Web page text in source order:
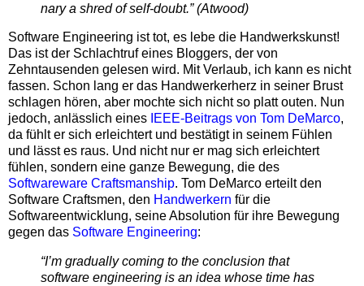
nary a shred of self-doubt.” (Atwood)
Software Engineering ist tot, es lebe die Handwerkskunst!
Das ist der Schlachtruf eines Bloggers, der von
Zehntausenden gelesen wird. Mit Verlaub, ich kann es nicht
fassen. Schon lang er das Handwerkerherz in seiner Brust
schlagen hören, aber mochte sich nicht so platt outen. Nun
jedoch, anlässlich eines IEEE-Beitrags von Tom DeMarco,
da fühlt er sich erleichtert und bestätigt in seinem Fühlen
und lässt es raus. Und nicht nur er mag sich erleichtert
fühlen, sondern eine ganze Bewegung, die des
Softwareware Craftsmanship. Tom DeMarco erteilt den
Software Craftsmen, den Handwerkern für die
Softwareentwicklung, seine Absolution für ihre Bewegung
gegen das Software Engineering:
“I’m gradually coming to the conclusion that
software engineering is an idea whose time has